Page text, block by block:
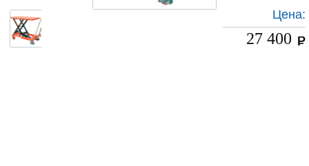
Цена:
27 400